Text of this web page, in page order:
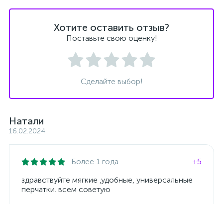
Хотите оставить отзыв?
Поставьте свою оценку!
Сделайте выбор!
Натали
16.02.2024
Более 1 года
+5
здравствуйте мягкие ,удобные, универсальные
перчатки. всем советую